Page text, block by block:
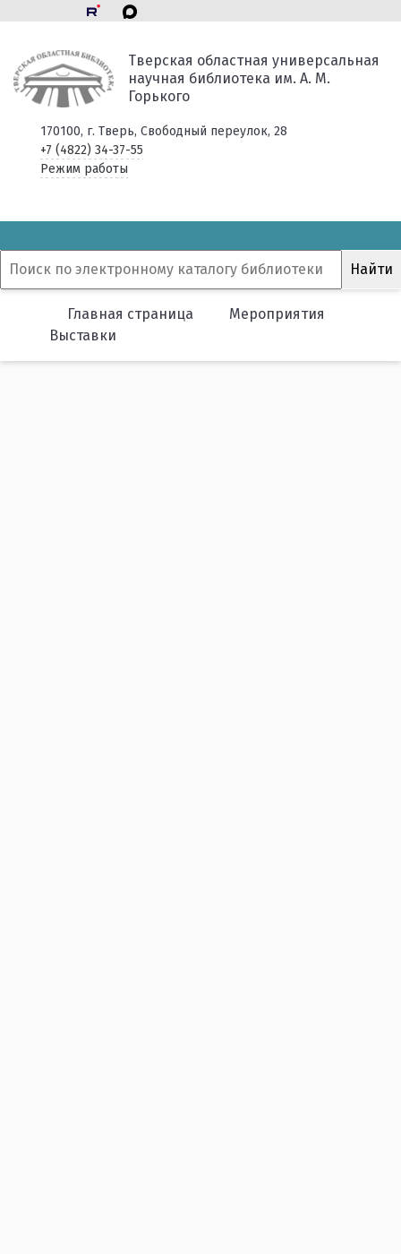
Тверская областная универсальная
научная библиотека им. А. М.
Горького
170100, г. Тверь, Свободный переулок, 28
+7 (4822) 34-37-55
Режим работы
Главная страница
Мероприятия
Выставки